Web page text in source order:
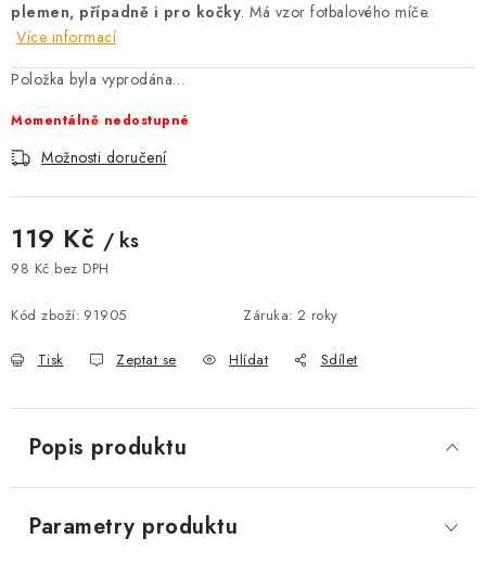
DOPRAVA PO OSTRAVĚ, HLUČÍNĚ A OKOLÍ
Obchodní podmínky
Zásady zpracování osobních údajů
Věrnostní slevy
plemen, případně i pro kočky. Má vzor fotbalového míče.
Více informací
Položka byla vyprodána…
Momentálně nedostupné
Možnosti doručení
119 Kč / ks
98 Kč bez DPH
Kód zboží: 91905 Záruka: 2 roky
Tisk Zeptat se Hlídat Sdílet
Popis produktu
Parametry produktu